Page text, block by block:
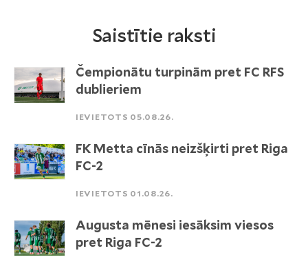
Saistītie raksti
Čempionātu turpinām pret FC RFS
dublieriem
IEVIETOTS 05.08.26.
FK Metta cīnās neizšķirti pret Riga
FC-2
IEVIETOTS 01.08.26.
Augusta mēnesi iesāksim viesos
pret Riga FC-2